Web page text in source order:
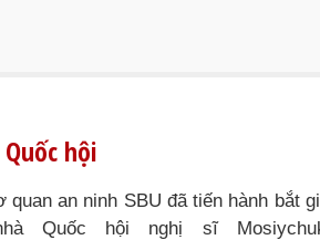
hội
quan an ninh SBU đã tiến hành bắt
Quốc hội nghị sĩ